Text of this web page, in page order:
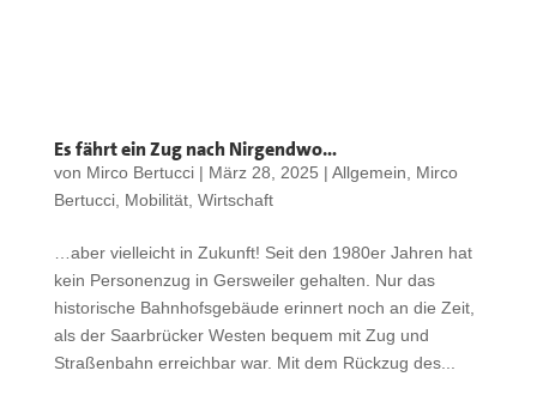
Es fährt ein Zug nach Nirgendwo…
von Mirco Bertucci| März 28, 2025 | Allgemein, Mirco
Bertucci, Mobilität, Wirtschaft
…aber vielleicht in Zukunft! Seit den 1980er Jahren hat
kein Personenzug in Gersweiler gehalten. Nur das
historische Bahnhofsgebäude erinnert noch an die Zeit,
als der Saarbrücker Westen bequem mit Zug und
Straßenbahn erreichbar war. Mit dem Rückzug des...